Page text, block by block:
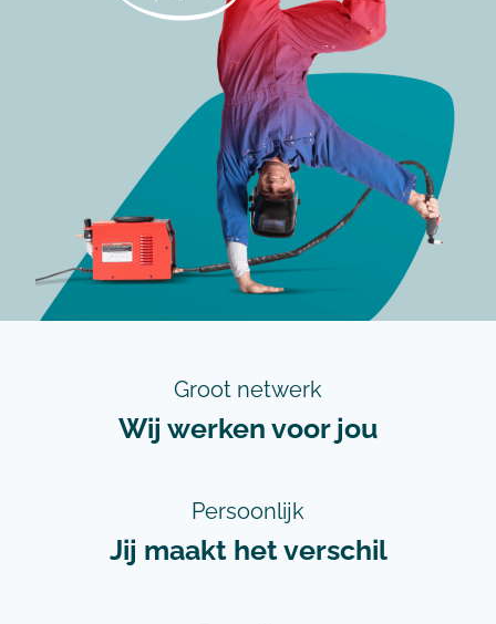
Groot netwerk
Wij werken voor jou
Persoonlijk
Jij maakt het verschil